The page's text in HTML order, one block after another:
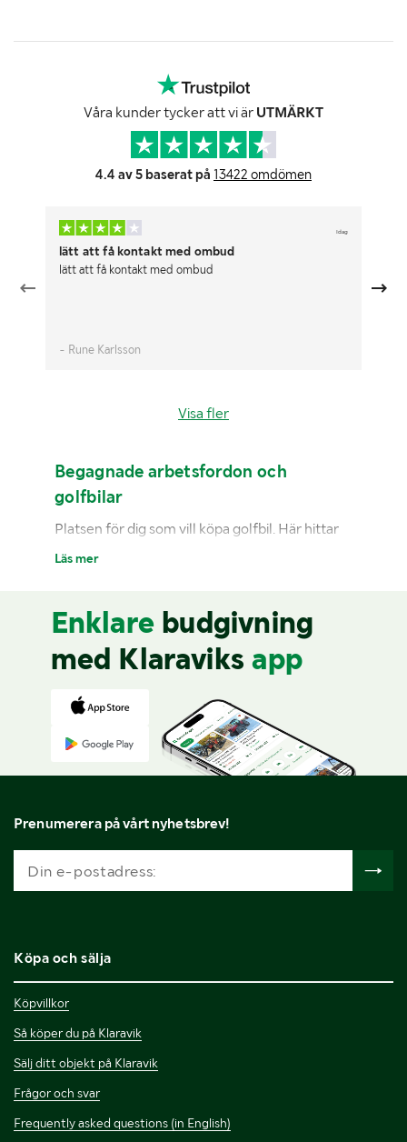
Våra kunder tycker att vi är UTMÄRKT
4.4 av 5 baserat på 13422 omdömen
Idag
lätt att få kontakt med ombud
lätt att få kontakt med ombud
- Rune Karlsson
Visa fler
Begagnade arbetsfordon och
golfbilar
Platsen för dig som vill köpa golfbil. Här hittar
du alla begagnade golfbilar och arbetsfordon
Läs mer
Enklare budgivning
med Klaraviks app
Prenumerera på vårt nyhetsbrev!
Köpa och sälja
Köpvillkor
Så köper du på Klaravik
Sälj ditt objekt på Klaravik
Frågor och svar
Frequently asked questions (in English)